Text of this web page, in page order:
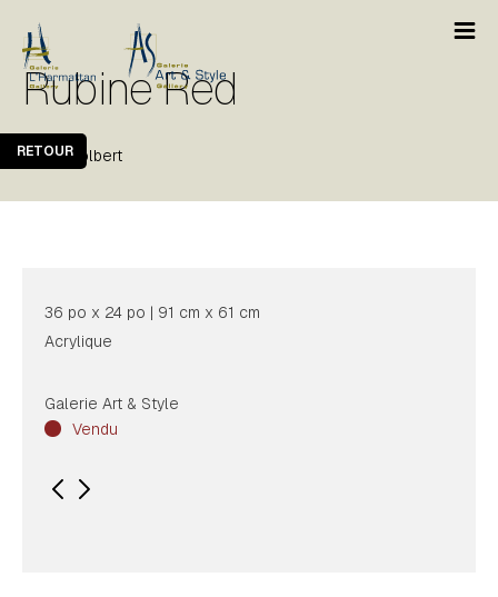
Rubine Red
Peter Colbert
RETOUR
36 po x 24 po | 91 cm x 61 cm
Acrylique
Galerie Art & Style
Vendu